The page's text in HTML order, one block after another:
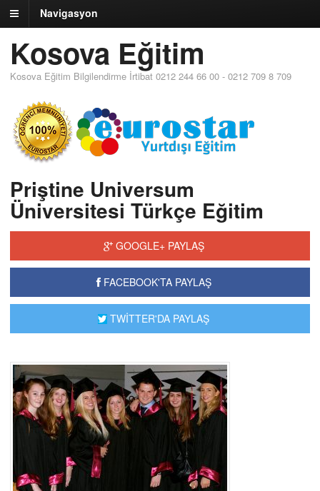
Navigasyon
Kosova Eğitim
Kosova Eğitim Bilgilendirme İrtibat 0212 244 66 00 - 0212 709 8 709
Priştine Universum
Üniversitesi Türkçe Eğitim
GOOGLE+ PAYLAŞ
FACEBOOK'TA PAYLAŞ
TWİTTER'DA PAYLAŞ